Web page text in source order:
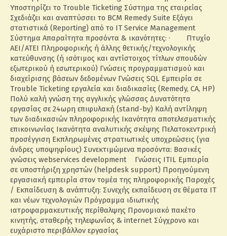
Υποστηρίζει το Trouble Ticketing Σύστημα της εταιρείας
Σχεδιάζει και αναπτύσσει το BCM Remedy Suite Εξάγει
στατιστικά (Reporting) από το IT Service Management
Σύστημα Απαραίτητα προσόντα & ικανότητες: · Πτυχίο
ΑΕΙ/ΑΤΕΙ Πληροφορικής ή άλλης θετικής/τεχνολογικής
κατεύθυνσης (ή ισότιμος και αντίστοιχος τίτλων σπουδών
εξωτερικού ή εσωτερικού) Γνώσεις προγραμματισμού και
διαχείρισης βάσεων δεδομένων Γνώσεις SQL Εμπειρία σε
Trouble Ticketing εργαλεία και διαδικασίες (Remedy, CA, HP)
Πολύ καλή γνώση της αγγλικής γλώσσας Δυνατότητα
εργασίας σε 24ωρη επιφυλακή (stand-by) Καλή αντίληψη
των διαδικασιών πληροφορικής Ικανότητα αποτελεσματικής
επικοινωνίας Ικανότητα αναλυτικής σκέψης Πελατοκεντρική
προσέγγιση Εκπληρωμένες στρατιωτικές υποχρεώσεις (για
άνδρες υποψηφίους) Συνεκτιμώμενα προσόντα: Βασικές
γνώσεις webservices development Γνώσεις ITIL Εμπειρία
σε υποστήριξη χρηστών (helpdesk support) Προηγούμενη
εργασιακή εμπειρία στον τομέα της πληροφορικής Παροχές
/ Εκπαίδευση & ανάπτυξη: Συνεχής εκπαίδευση σε θέματα ΙΤ
και νέων τεχνολογιών Πρόγραμμα ιδιωτικής
ιατροφαρμακευτικής περίθαλψης Προνομιακό πακέτο
κινητής, σταθερής τηλεφωνίας & internet Σύγχρονο και
ευχάριστο περιβάλλον εργασίας